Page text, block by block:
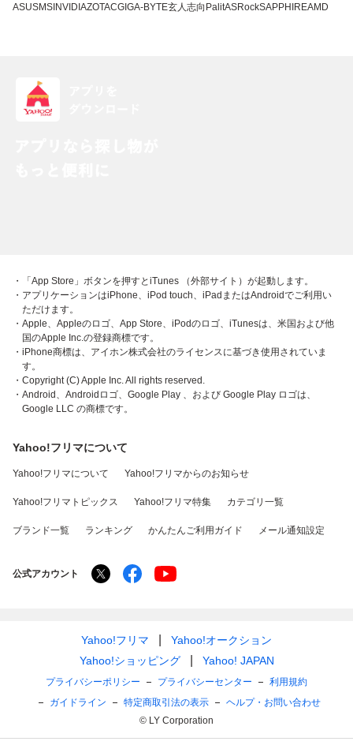
ASUSMSI NVIDIAZOTACGIGA-BYTE玄人志向 PalitASRockSAPPHIREAMD
・「App Store」ボタンを押すとiTunes （外部サイト）が起動します。
・アプリケーションはiPhone、iPod touch、iPadまたはAndroidでご利用い
ただけます。
・Apple、Appleのロゴ、App Store、iPodのロゴ、iTunesは、米国および他
国のApple Inc.の登録商標です。
・iPhone商標は、アイホン株式会社のライセンスに基づき使用されていま
す。
・Copyright (C) Apple Inc. All rights reserved.
・Android、Androidロゴ、Google Play 、および Google Play ロゴは、
Google LLC の商標です。
Yahoo!フリマについて
Yahoo!フリマについて Yahoo!フリマからのお知らせ
Yahoo!フリマトピックス Yahoo!フリマ特集 カテゴリ一覧
ブランド一覧 ランキング かんたんご利用ガイド メール通知設定
公式アカウント
Yahoo!フリマ
Yahoo!オークション
Yahoo!ショッピング
Yahoo! JAPAN
プライバシーポリシー プライバシーセンター
利用規約
ガイドライン
特定商取引法の表示
ヘルプ・お問い合わせ
© LY Corporation